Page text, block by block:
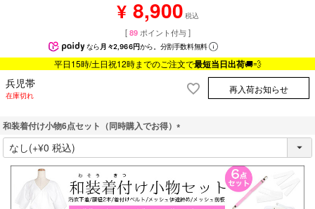
¥ 8,900 税込
[ 89 ポイント付与 ]
なら月々2,966円から。分割手数料無料
平日15時/土日祝12時までのご注文で最短当日出荷🚚💨
兵児帯
在庫切れ
再入荷お知らせ
和装着付け小物6点セット（同時購入でお得）
(
必
須